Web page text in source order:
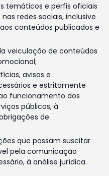
temáticos e perfis oficiais
redes sociais, inclusive
conteúdos publicados e
veiculação de conteúdos
avisos e
e estritamente
funcionamento dos
públicos, à
de
que possam suscitar
pela comunicação
à análise jurídica.